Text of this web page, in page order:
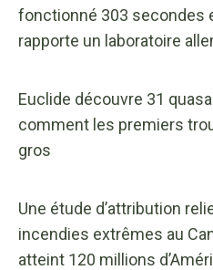
fonctionné 303 secondes
rapporte un laboratoire
Euclide découvre 31
comment les premiers
gros
Une étude d’attribution
incendies extrêmes au
atteint 120 millions